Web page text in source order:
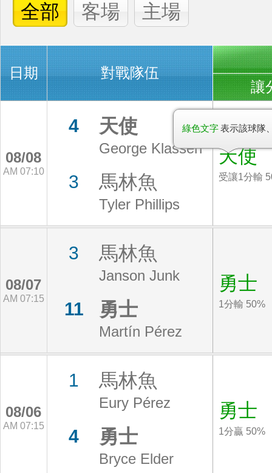
全部 客場 主場
日期
對戰隊伍
讓
08/08
AM 07:10
4 天使
George Klassen
3 馬林魚
Tyler Phillips
天使
受讓1分輸
綠色文字表示該球隊
08/07
AM 07:15
3 馬林魚
Janson Junk
11 勇士
Martín Pérez
勇士
1分輸 50%
08/06
AM 07:15
1 馬林魚
Eury Pérez
4 勇士
Bryce Elder
勇士
1分贏 50%